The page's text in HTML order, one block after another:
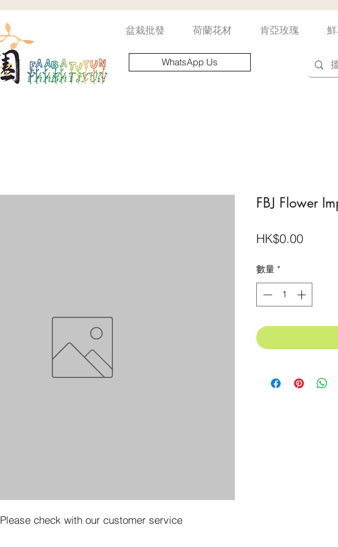
盆栽批發 荷蘭花材 肯亞玫瑰
WhatsApp Us
check with our customer service
FBJ Flower
HK$0.00價
數量 *